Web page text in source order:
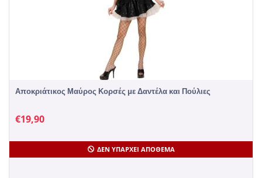
Αποκριάτικος Μαύρος Κορσές με Δαντέλα και Πούλιες
€19,90
ΔΕΝ ΥΠΆΡΧΕΙ ΑΠΌΘΕΜΑ